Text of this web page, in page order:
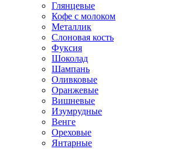
Глянцевые
Кофе с молоком
Металлик
Слоновая кость
Фуксия
Шоколад
Шампань
Оливковые
Оранжевые
Вишневые
Изумрудные
Венге
Ореховые
Янтарные